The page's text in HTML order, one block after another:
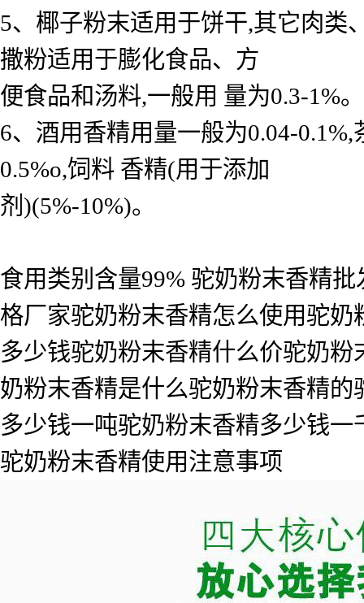
5、椰子粉末适用于饼干,其它肉类
撒粉适用于膨化食品、方
便食品和汤料,一般用 量为0.3-1%。
6、酒用香精用量一般为0.04-
0.5%o,饲料 香精(用于添加
剂)(5%-10%)。
食用类别含量99% 驼奶粉末香精
格厂家驼奶粉末香精怎么使用驼
多少钱驼奶粉末香精什么价驼奶
奶粉末香精是什么驼奶粉末香精
多少钱一吨驼奶粉末香精多少钱
驼奶粉末香精使用注意事项